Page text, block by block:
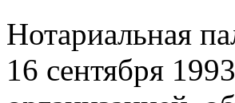
Нотариальная
16 сентября